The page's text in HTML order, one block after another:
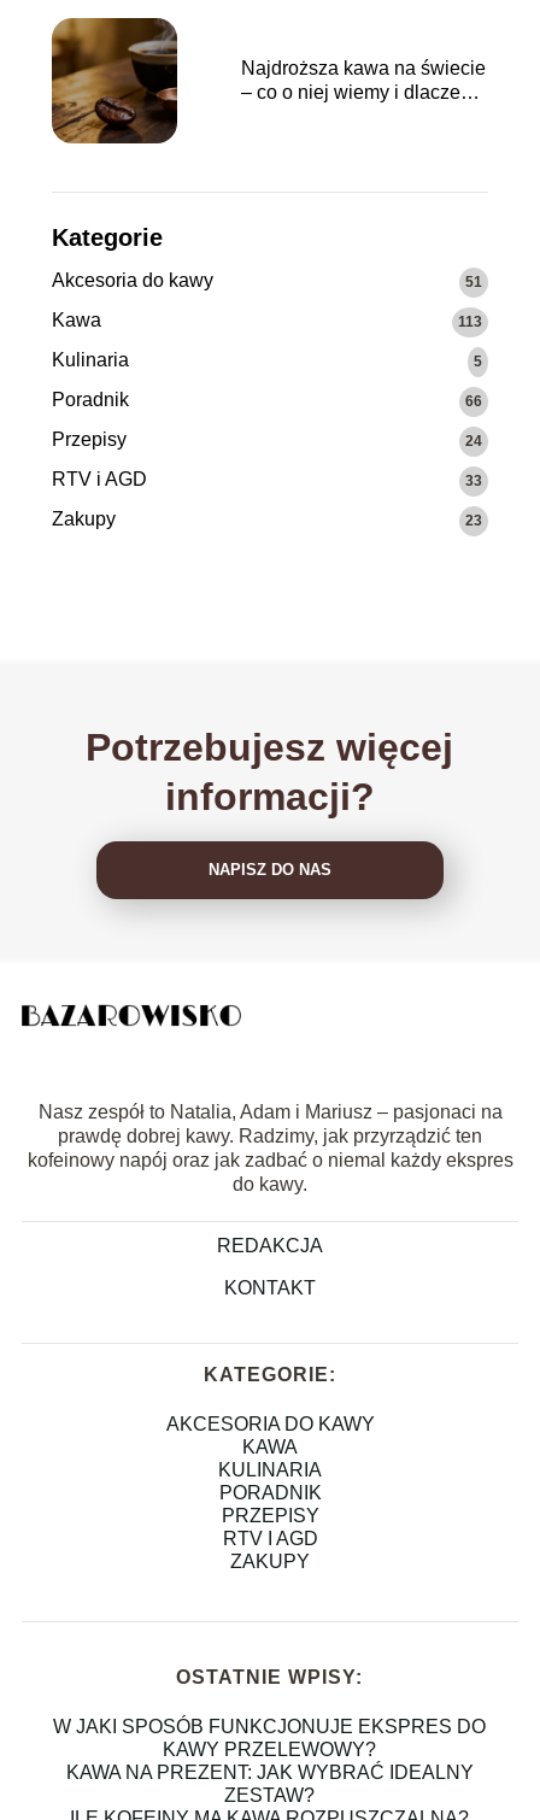
Najdroższa kawa na świecie
– co o niej wiemy i dlaczego
Kategorie
Akcesoria do kawy 51
Kawa 113
Kulinaria 5
Poradnik 66
Przepisy 24
RTV i AGD 33
Zakupy 23
Potrzebujesz więcej
informacji?
NAPISZ DO NAS
Nasz zespół to Natalia, Adam i Mariusz – pasjonaci na
prawdę dobrej kawy. Radzimy, jak przyrządzić ten
kofeinowy napój oraz jak zadbać o niemal każdy ekspres
do kawy.
REDAKCJA
KONTAKT
KATEGORIE:
AKCESORIA DO KAWY
KAWA
KULINARIA
PORADNIK
PRZEPISY
RTV I AGD
ZAKUPY
OSTATNIE WPISY:
W JAKI SPOSÓB FUNKCJONUJE EKSPRES DO
KAWY PRZELEWOWY?
KAWA NA PREZENT: JAK WYBRAĆ IDEALNY
ZESTAW?